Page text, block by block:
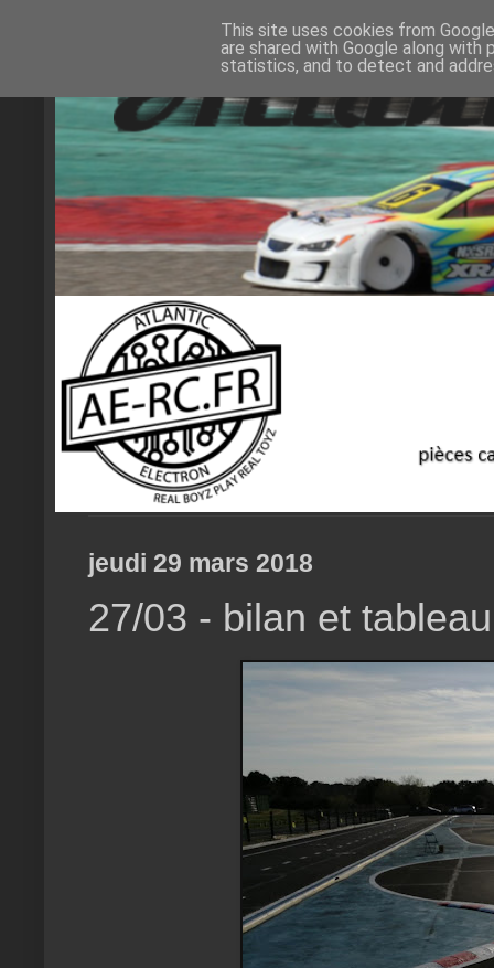
jeudi 29 mars 2018
27/03 - bilan et
This site uses cookies from
are shared with Google along
statistics, and to detect and